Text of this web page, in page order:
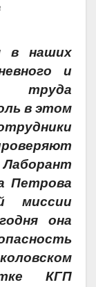
в наших
и
труда
в этом
Петрова
миссии
она
КГП